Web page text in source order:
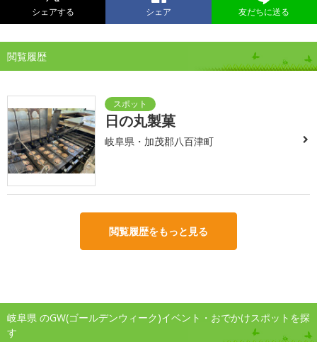
シェアする シェア 友だちに送る
閲覧履歴
日の丸製菓
岐阜県・加茂郡八百津町
閲覧履歴をもっと見る
岐阜県 のGW(ゴールデンウィーク)イベント・おでかけスポットを探
す